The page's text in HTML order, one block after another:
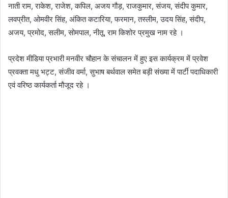
नाती राम, राकेश, राजेश, कपिल, अजय गौड़, राजकुमार, संजय, संदीप कुमार,
लवप्रीत, ओमवीर सिंह, अंकित कटारिया, फरमान, तस्लीम, उदय सिंह, संदीप,
अजय, प्रमोद, सलीम, सोमपाल, नीतू, राम किशोर प्रमुख नाम रहे ।
प्रदेश मीडिया प्रभारी मनवीर चौहान के संचालन में हुए इस कार्यक्रम में प्रवेश
प्रवक्ता मधु भट्ट, संजीव वर्मा, सुभाष बर्थवाल समेत बड़ी संख्या में पार्टी पदाधिकारी
एवं वरिष्ठ कार्यकर्ता मौजूद रहे ।